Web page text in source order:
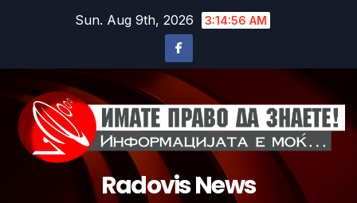
Sun. Aug 9th, 2026 3:14:59 AM
Radovis News